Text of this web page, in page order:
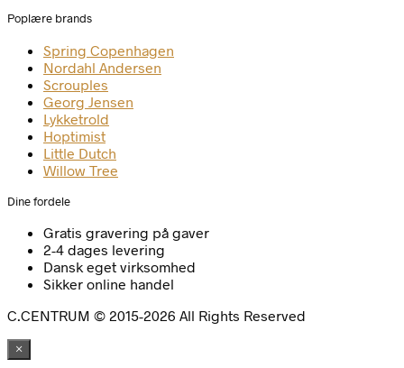
Poplære brands
Spring Copenhagen
Nordahl Andersen
Scrouples
Georg Jensen
Lykketrold
Hoptimist
Little Dutch
Willow Tree
Dine fordele
Gratis gravering på gaver
2-4 dages levering
Dansk eget virksomhed
Sikker online handel
C.CENTRUM © 2015-2026 All Rights Reserved
×